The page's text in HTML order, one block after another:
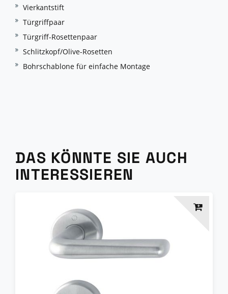
Vierkantstift
Türgriffpaar
Türgriff-Rosettenpaar
Schlitzkopf/Olive-Rosetten
Bohrschablone für einfache Montage
DAS KÖNNTE SIE AUCH
INTERESSIEREN